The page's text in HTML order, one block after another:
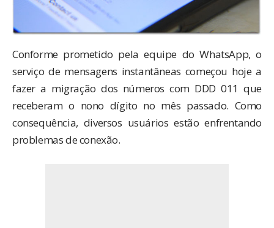
Conforme prometido pela equipe do WhatsApp, o
serviço de mensagens instantâneas começou hoje a
fazer a migração dos números com DDD 011 que
receberam o nono dígito no mês passado. Como
consequência, diversos usuários estão enfrentando
problemas de conexão.